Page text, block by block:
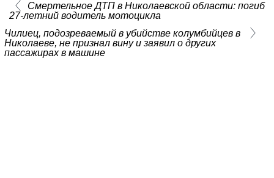
Смертельное ДТП в Николаевской области: погиб
27-летний водитель мотоцикла
Чилиец, подозреваемый в убийстве колумбийцев в
Николаеве, не признал вину и заявил о других
пассажирах в машине